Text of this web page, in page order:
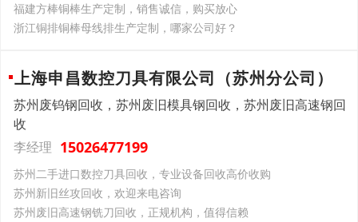
福建方棒铜棒生产定制，销售诚信，购买放心
浙江铜排铜棒母线排生产定制，哪家公司好？
上海申昌数控刀具有限公司（苏州分公司）
苏州废钨钢回收，苏州废旧模具钢回收，苏州废旧高速钢回
收
李经理 15026477199
苏州二手进口数控刀具回收，专业设备回收高价收购
苏州新旧丝攻回收，欢迎来电咨询
苏州废旧高速钢铣刀回收，正规机构，值得信赖